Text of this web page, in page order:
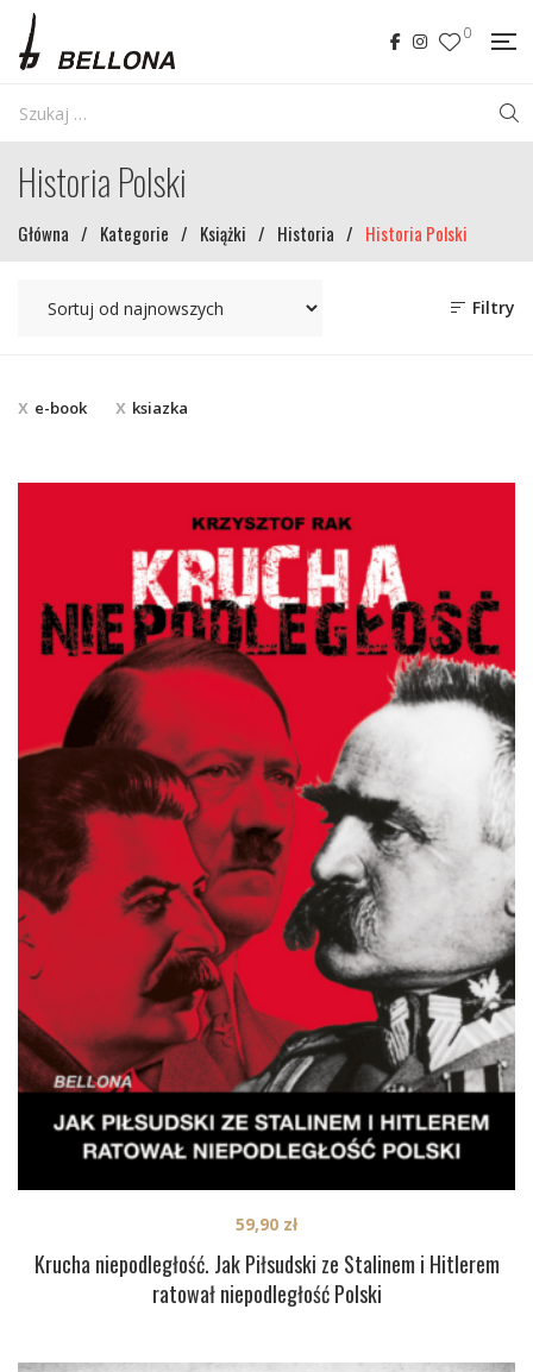
0
Historia Polski
Główna / Kategorie / Książki / Historia / Historia Polski
Filtry
e-book ksiazka
Krucha niepodległość. Jak Piłsudski ze Stalinem i Hitlerem
ratował niepodległość Polski
59,90 zł